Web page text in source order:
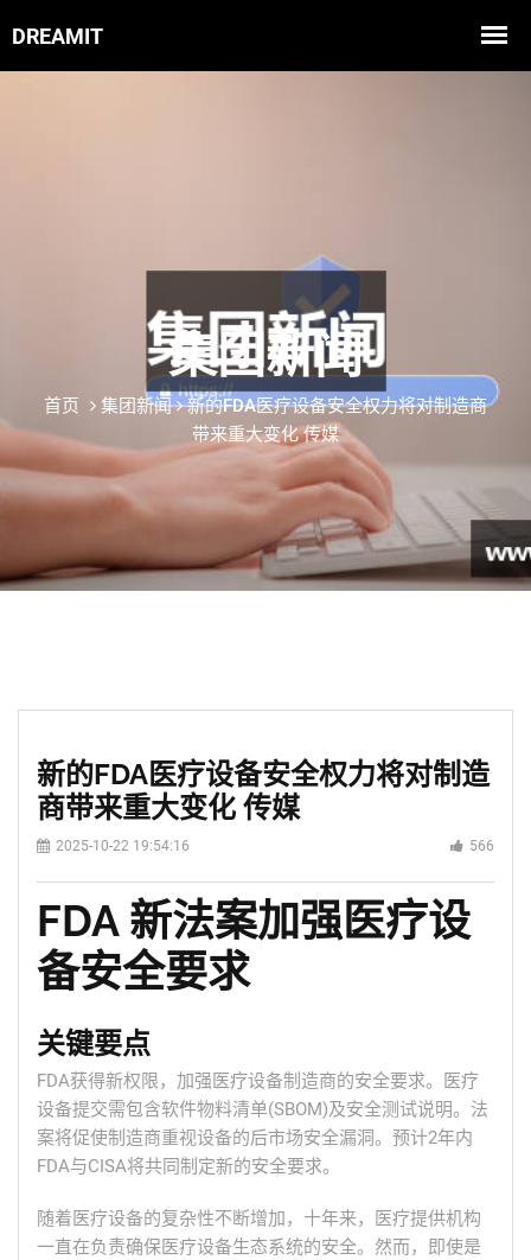
集团新闻
首页 集团新闻
新的FDA医疗设备安全权力将对制造商
带来重大变化 传媒
新的FDA医疗设备安全权力将对制造
商带来重大变化 传媒
2025-10-22 19:54:16 566
FDA 新法案加强医疗设
备安全要求
关键要点
FDA获得新权限，加强医疗设备制造商的安全要求。医疗
设备提交需包含软件物料清单(SBOM)及安全测试说明。法
案将促使制造商重视设备的后市场安全漏洞。预计2年内
FDA与CISA将共同制定新的安全要求。
随着医疗设备的复杂性不断增加，十年来，医疗提供机构
一直在负责确保医疗设备生态系统的安全。然而，即使是